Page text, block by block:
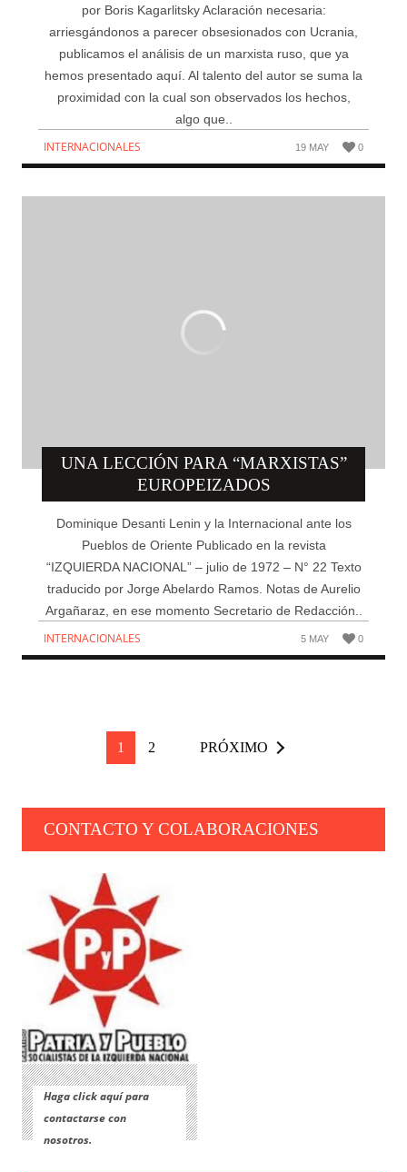
por Boris Kagarlitsky Aclaración necesaria:
arriesgándonos a parecer obsesionados con Ucrania,
publicamos el análisis de un marxista ruso, que ya
hemos presentado aquí. Al talento del autor se suma la
proximidad con la cual son observados los hechos,
algo que..
INTERNACIONALES 19 MAY 0
UNA LECCIÓN PARA “MARXISTAS”
EUROPEIZADOS
Dominique Desanti Lenin y la Internacional ante los
Pueblos de Oriente Publicado en la revista
“IZQUIERDA NACIONAL” – julio de 1972 – N° 22 Texto
traducido por Jorge Abelardo Ramos. Notas de Aurelio
Argañaraz, en ese momento Secretario de Redacción..
INTERNACIONALES 5 MAY 0
1 2 PRÓXIMO
CONTACTO Y COLABORACIONES
Haga click aquí para
contactarse con
nosotros.